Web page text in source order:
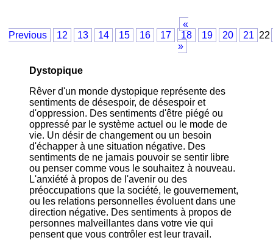
«
Previous
12 13 14 15 16 17 18 19 20 21 22
»
Dystopique
Rêver d'un monde dystopique représente des
sentiments de désespoir, de désespoir et
d'oppression. Des sentiments d'être piégé ou
oppressé par le système actuel ou le mode de
vie. Un désir de changement ou un besoin
d'échapper à une situation négative. Des
sentiments de ne jamais pouvoir se sentir libre
ou penser comme vous le souhaitez à nouveau.
L'anxiété à propos de l'avenir ou des
préoccupations que la société, le gouvernement,
ou les relations personnelles évoluent dans une
direction négative. Des sentiments à propos de
personnes malveillantes dans votre vie qui
pensent que vous contrôler est leur travail.